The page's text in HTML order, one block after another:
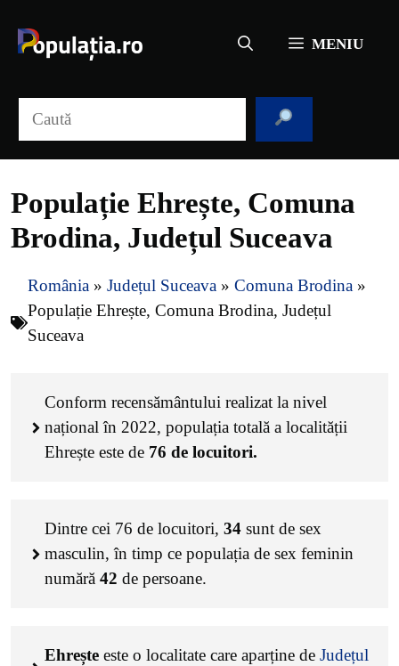
conținut
MENIU
Populație Ehrește, Comuna
Brodina, Județul Suceava
România » Județul Suceava » Comuna Brodina »
Populație Ehrește, Comuna Brodina, Județul
Suceava
Conform recensământului realizat la nivel
național în 2022, populația totală a localității
Ehrește este de 76 de locuitori.
Dintre cei 76 de locuitori, 34 sunt de sex
masculin, în timp ce populația de sex feminin
numără 42 de persoane.
Ehrește este o localitate care aparține de Județul